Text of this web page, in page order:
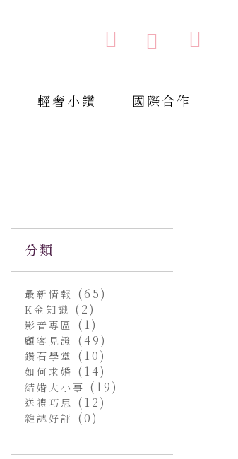
輕奢小鑽
國際合作
分類
最新情報 (65)
K金知識 (2)
影音專區 (1)
顧客見證 (49)
鑽石學堂 (10)
如何求婚 (14)
結婚大小事 (19)
送禮巧思 (12)
雜誌好評 (0)